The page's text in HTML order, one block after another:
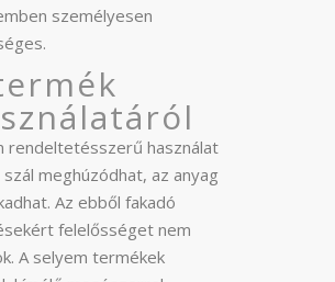
személyesen
rendeltetésszerű használat
szál meghúzódhat, az anyag
Az ebből fakadó
felelősséget nem
A selyem termékek